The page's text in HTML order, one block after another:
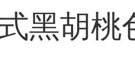
黑胡